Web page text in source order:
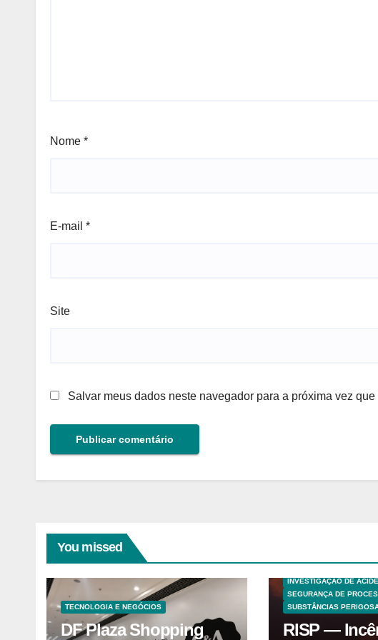
Nome *
E-mail *
Site
Salvar meus dados neste navegador para a próxima vez que
You missed
TECNOLOGIA E NEGÓCIOS
DF Plaza Shopping
INVESTIGAÇÃO DE
SEGURANÇA DE
SUBSTÂNCIAS
RISP —